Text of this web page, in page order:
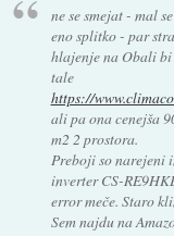
ne se smejat - mal
eno splitko - par
hlajenje na Obali
tale
https://
ali pa ona cenejša
m2 2 prostora.
Preboji so narejeni
inverter CS-
error meče. Staro
Sem najdu na